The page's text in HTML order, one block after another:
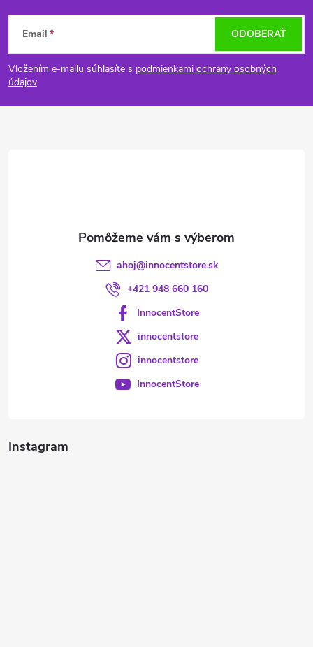
Z
á
p
Email
Vložením e-mailu súhlasíte s podmienkami ochrany osobných
údajov
ODOBERAŤ
Instagram
ahoj@innocentstore.sk
+421 948 660 160
InnocentStore
innocentstore
innocentstore
InnocentStore